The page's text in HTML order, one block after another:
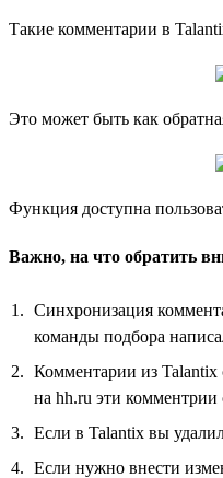
Такие комментарии в
Это может быть как
Функция доступна
Важно, на что обратить
Синхронизация
команды подбора
Комментарии из Talantix
на hh.ru эти
Если в Talantix вы
Если нужно внести